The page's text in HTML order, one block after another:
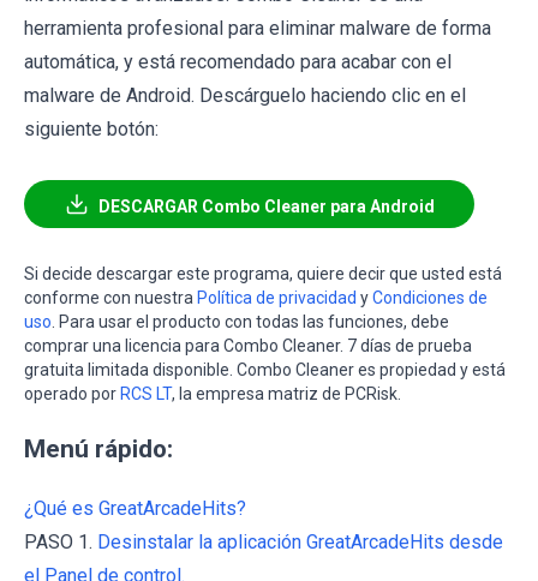
herramienta profesional para eliminar malware de forma
automática, y está recomendado para acabar con el
malware de Android. Descárguelo haciendo clic en el
siguiente botón:
DESCARGAR Combo Cleaner para Android
Si decide descargar este programa, quiere decir que usted está
conforme con nuestra Política de privacidad yCondiciones de
uso . Para usar el producto con todas las funciones, debe
comprar una licencia para Combo Cleaner. 7 días de prueba
gratuita limitada disponible. Combo Cleaner es propiedad y está
operado porRCS LT, la empresa matriz de PCRisk.
Menú rápido:
¿Qué es GreatArcadeHits?
PASO 1. Desinstalar la aplicación GreatArcadeHits desde
el Panel de control.